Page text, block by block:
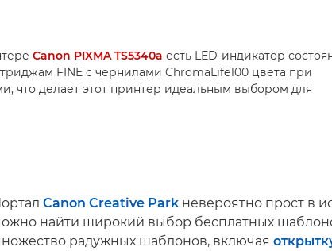
Canon PIXMA TS5340a есть LED-индикатор
FINE с чернилами ChromaLife100 цвета при
что делает этот принтер идеальным выбором для
Canon Creative Park невероятно прост в
найти широкий выбор бесплатных
радужных шаблонов, включая